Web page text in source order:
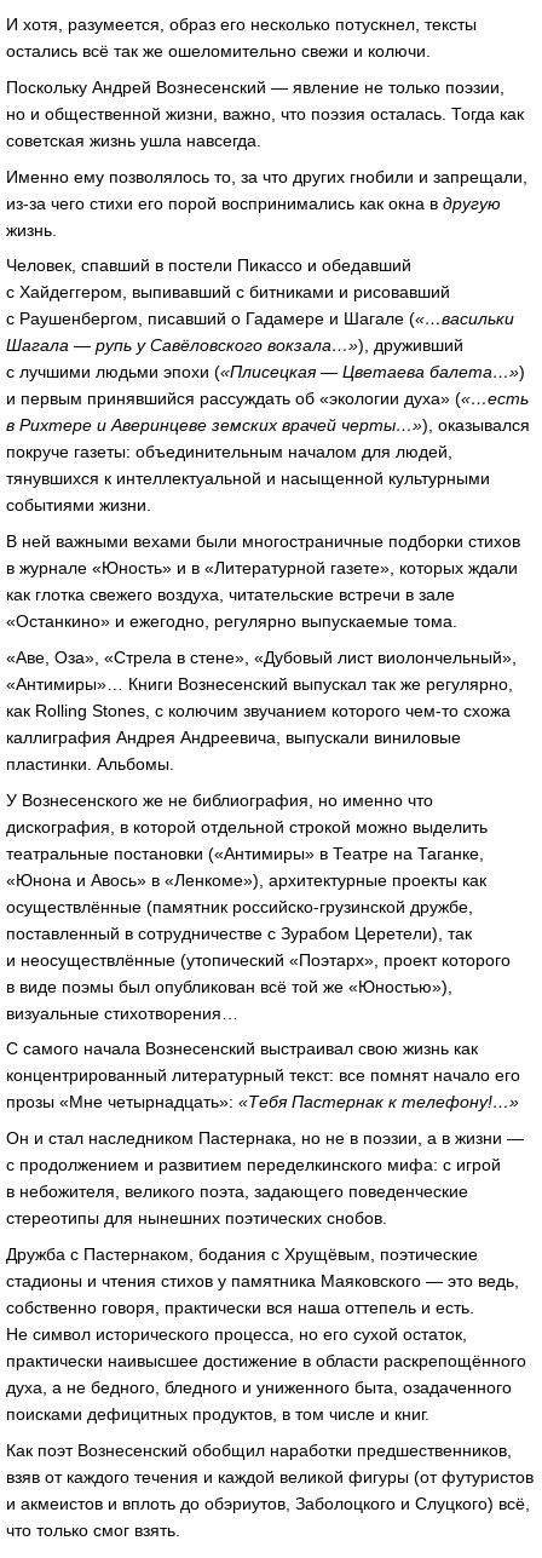
И хотя, разумеется, образ его несколько потускнел, тексты
остались всё так же ошеломительно свежи и колючи.
Поскольку Андрей Вознесенский — явление не только поэзии,
но и общественной жизни, важно, что поэзия осталась. Тогда как
советская жизнь ушла навсегда.
Именно ему позволялось то, за что других гнобили и запрещали,
из-за чего стихи его порой воспринимались как окна в другую
жизнь.
Человек, спавший в постели Пикассо и обедавший
с Хайдеггером, выпивавший с битниками и рисовавший
с Раушенбергом, писавший о Гадамере и Шагале («…васильки
Шагала — рупь у Савёловского вокзала…»), друживший
с лучшими людьми эпохи («Плисецкая — Цветаева балета…»)
и первым принявшийся рассуждать об «экологии духа» («…есть
в Рихтере и Аверинцеве земских врачей черты…»), оказывался
покруче газеты: объединительным началом для людей,
тянувшихся к интеллектуальной и насыщенной культурными
событиями жизни.
В ней важными вехами были многостраничные подборки стихов
в журнале «Юность» и в «Литературной газете», которых ждали
как глотка свежего воздуха, читательские встречи в зале
«Останкино» и ежегодно, регулярно выпускаемые тома.
«Аве, Оза», «Стрела в стене», «Дубовый лист виолончельный»,
«Антимиры»… Книги Вознесенский выпускал так же регулярно,
как Rolling Stones, с колючим звучанием которого чем-то схожа
каллиграфия Андрея Андреевича, выпускали виниловые
пластинки. Альбомы.
У Вознесенского же не библиография, но именно что
дискография, в которой отдельной строкой можно выделить
театральные постановки («Антимиры» в Театре на Таганке,
«Юнона и Авось» в «Ленкоме»), архитектурные проекты как
осуществлённые (памятник российско-грузинской дружбе,
поставленный в сотрудничестве с Зурабом Церетели), так
и неосуществлённые (утопический «Поэтарх», проект которого
в виде поэмы был опубликован всё той же «Юностью»),
визуальные стихотворения…
С самого начала Вознесенский выстраивал свою жизнь как
концентрированный литературный текст: все помнят начало его
прозы «Мне четырнадцать»: «Тебя Пастернак к телефону!…»
Он и стал наследником Пастернака, но не в поэзии, а в жизни —
с продолжением и развитием переделкинского мифа: с игрой
в небожителя, великого поэта, задающего поведенческие
стереотипы для нынешних поэтических снобов.
Дружба с Пастернаком, бодания с Хрущёвым, поэтические
стадионы и чтения стихов у памятника Маяковского — это ведь,
собственно говоря, практически вся наша оттепель и есть.
Не символ исторического процесса, но его сухой остаток,
практически наивысшее достижение в области раскрепощённого
духа, а не бедного, бледного и униженного быта, озадаченного
поисками дефицитных продуктов, в том числе и книг.
Как поэт Вознесенский обобщил наработки предшественников,
взяв от каждого течения и каждой великой фигуры (от футуристов
и акмеистов и вплоть до обэриутов, Заболоцкого и Слуцкого) всё,
что только смог взять.